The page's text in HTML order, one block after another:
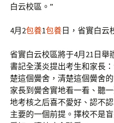
白云校區。”
4月2包養1包養 日，省實白云
省實白云校區將于4月21日
書記全漢炎提出考生和家長
楚這個黌舍，清楚這個黌舍
家長到黌舍實地看一看、聽
地考核之后喜不愛好、認不
主要的一個前提。擇校不是